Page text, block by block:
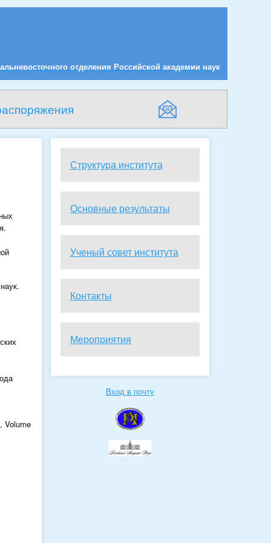
отделения Российской академии наук
Volume
Структура института
Oсновные результаты
Ученый совет института
Контакты
Мероприятия
Вход в почту